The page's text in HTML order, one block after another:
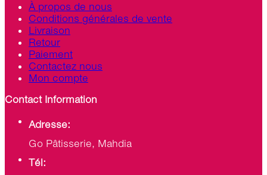
À propos de nous
Conditions générales de vente
Livraison
Retour
Paiement
Contactez nous
Mon compte
Contact Information
Adresse:
Go Pâtisserie, Mahdia
Tél: